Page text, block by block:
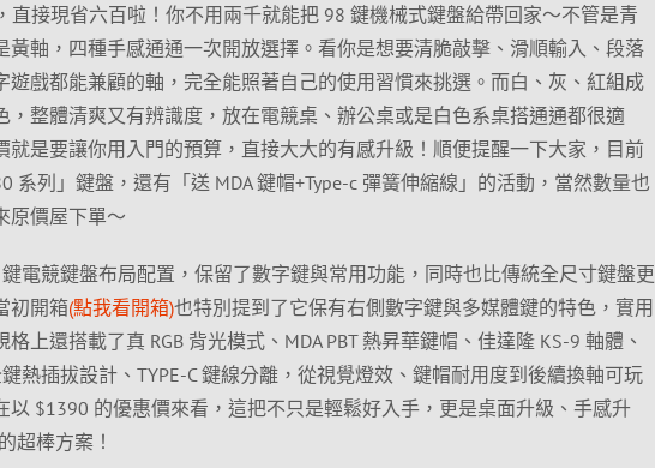
直接現省六百啦！你不用兩千就能把 98 鍵機械式鍵盤給帶回家～不管是青
黃軸，四種手感通通一次開放選擇。看你是想要清脆敲擊、滑順輸入、段落
遊戲都能兼顧的軸，完全能照著自己的使用習慣來挑選。而白、灰、紅組成
，整體清爽又有辨識度，放在電競桌、辦公桌或是白色系桌搭通通都很適
就是要讓你用入門的預算，直接大大的有感升級！順便提醒一下大家，目前
系列」鍵盤，還有「送 MDA 鍵帽+Type-c 彈簧伸縮線」的活動，當然數量也
原價屋下單～
電競鍵盤布局配置，保留了數字鍵與常用功能，同時也比傳統全尺寸鍵盤更
初開箱(點我看開箱)也特別提到了它保有右側數字鍵與多媒體鍵的特色，實用
上還搭載了真 RGB 背光模式、MDA PBT 熱昇華鍵帽、佳達隆 KS-9 軸體、
熱插拔設計、TYPE-C 鍵線分離，從視覺燈效、鍵帽耐用度到後續換軸可玩
以 $1390 的優惠價來看，這把不只是輕鬆好入手，更是桌面升級、手感升
超棒方案！